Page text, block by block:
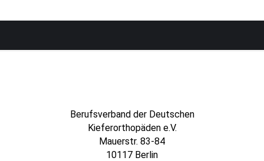
Berufsverband der Deutschen
Kieferorthopäden e.V.
Mauerstr. 83-84
10117 Berlin